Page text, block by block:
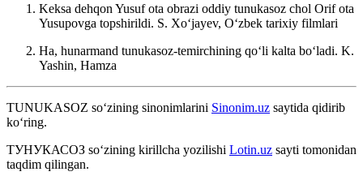
Keksa dehqon Yusuf ota obrazi oddiy tunukasoz chol Orif ota
Yusupovga topshirildi. S. Xoʻjayev, Oʻzbek tarixiy filmlari
Ha, hunarmand tunukasoz-temirchining qoʻli kalta boʻladi. K.
Yashin, Hamza
TUNUKASOZ so‘zining sinonimlarini Sinonim.uz saytida qidirib
ko‘ring.
ТУНУКАСОЗ so‘zining kirillcha yozilishi Lotin.uz sayti tomonidan
taqdim qilingan.